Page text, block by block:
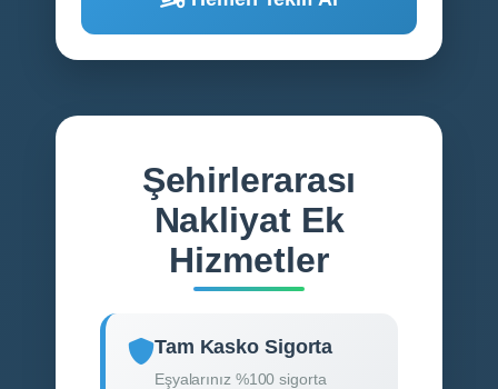
Şehirlerarası
Nakliyat Ek
Hizmetler
Tam Kasko Sigorta
Eşyalarınız %100 sigorta